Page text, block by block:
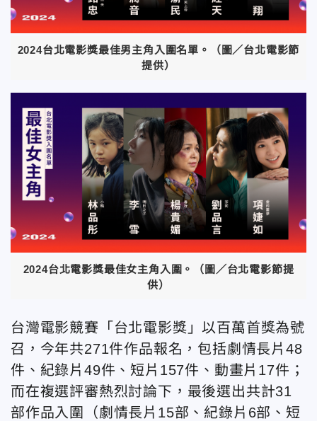
2024台北電影獎最佳男主角入圍名單。（圖／台北電影節
提供）
2024台北電影獎最佳女主角入圍。（圖／台北電影節提
供）
台灣電影競賽「台北電影獎」以百萬首獎為號
召，今年共271件作品報名，包括劇情長片48
件、紀錄片49件、短片157件、動畫片17件；
而在複選評審熱烈討論下，最後選出共計31
部作品入圍（劇情長片15部、紀錄片6部、短